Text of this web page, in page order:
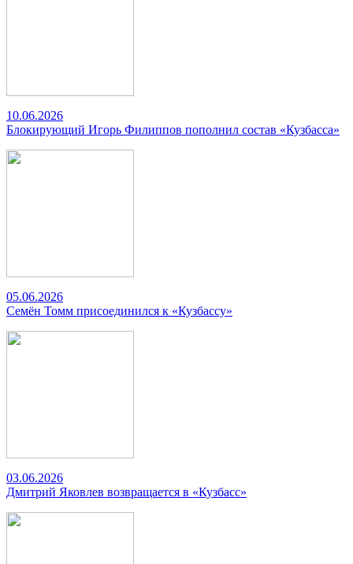
10.06.2026
Блокирующий Игорь Филиппов пополнил состав «Кузбасса»
05.06.2026
Семён Томм присоединился к «Кузбассу»
03.06.2026
Дмитрий Яковлев возвращается в «Кузбасс»